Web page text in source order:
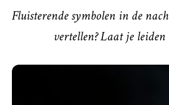
Fluisterende symbolen in de
vertellen? Laat je